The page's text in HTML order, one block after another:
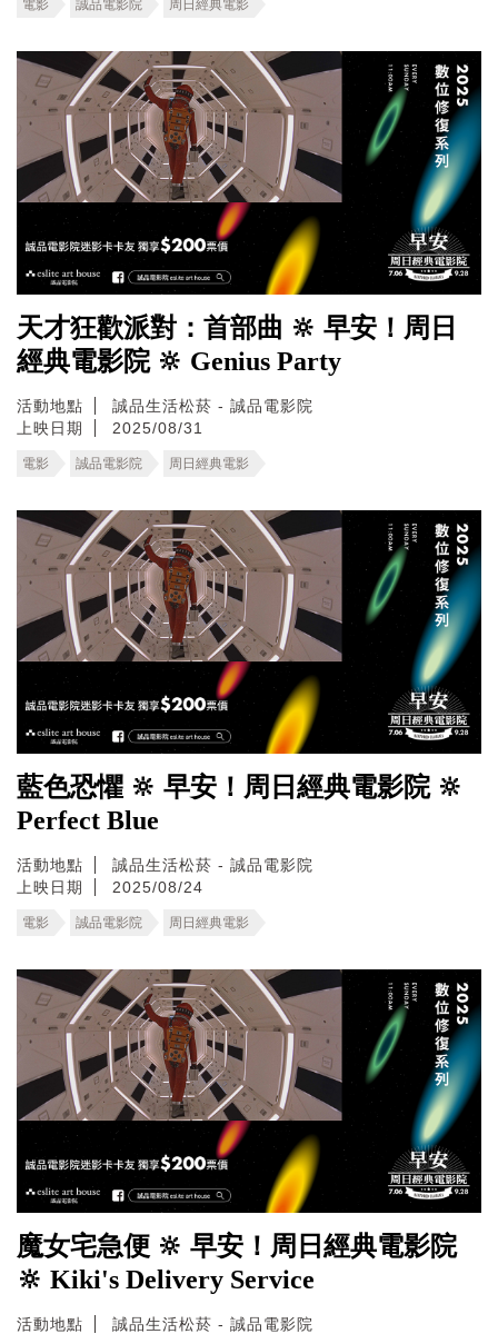
電影 誠品電影院 周日經典電影
天才狂歡派對：首部曲 🔆 早安！周日
經典電影院 🔆 Genius Party
活動地點
誠品生活松菸 - 誠品電影院
上映日期
2025/08/31
電影 誠品電影院 周日經典電影
藍色恐懼 🔆 早安！周日經典電影院 🔆
Perfect Blue
活動地點
誠品生活松菸 - 誠品電影院
上映日期
2025/08/24
電影 誠品電影院 周日經典電影
魔女宅急便 🔆 早安！周日經典電影院
🔆 Kiki's Delivery Service
活動地點
誠品生活松菸 - 誠品電影院